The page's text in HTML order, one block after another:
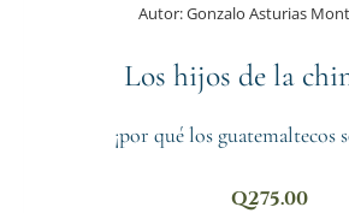
Autor:Gonzalo Asturias
Los hijos de la
¡por qué los guatemaltecos
Q275.00